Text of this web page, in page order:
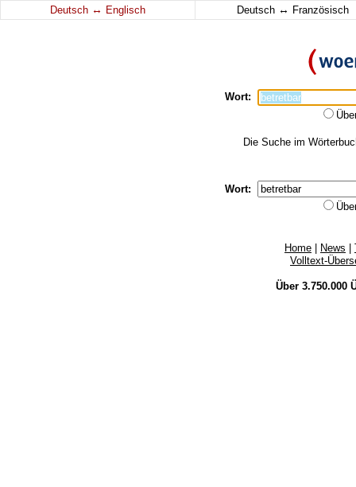
Deutsch ↔ Englisch Deutsch ↔ Französisch
Wort:
Die Suche im
Wort:
Home News
Volltext-
Über 3.750.000